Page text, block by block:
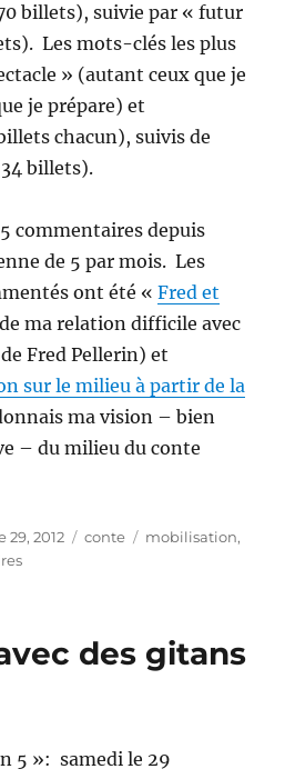
billets), suivie par « futur
Les mots-clés les plus
» (autant ceux que je
je prépare) et
chacun), suivis de
billets).
commentaires depuis
de 5 par mois. Les
ont été «Fred et
ma relation difficile avec
Fred Pellerin) et
sur le milieu à partir de la
ma vision – bien
– du milieu du conte
29, 2012 Catégories
conte Étiquettes
mobilisation,
sur
cuir
5)
des gitans
5 »: samedi le 29